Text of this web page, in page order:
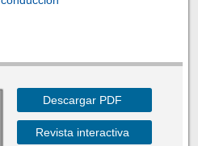
Descargar PDF
Revista interactiva